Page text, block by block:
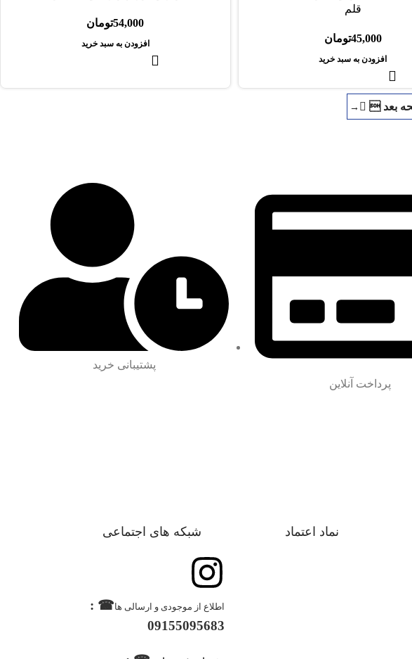
قلم
45,000تومان
افزودن به سبد خرید
54,000تومان
افزودن به سبد خرید
→
پرداخت آنلاین
پشتیبانی خرید
نماد اعتماد شبکه های اجتماعی
اطلاع از موجودی و ارسالی ها☎ :
09155095683